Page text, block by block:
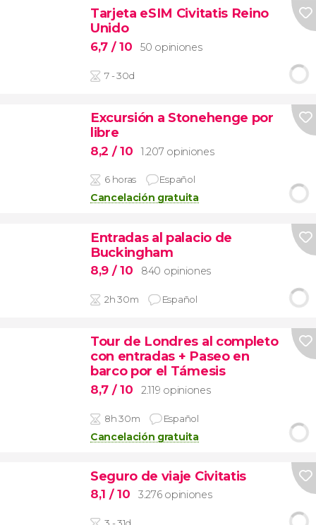
Tarjeta eSIM Civitatis Reino
Unido
6,7 / 10 50 opiniones
7 - 30d
Excursión a Stonehenge por
libre
8,2 / 10 1.207 opiniones
6 horas Español
Cancelación gratuita
Entradas al palacio de
Buckingham
8,9 / 10 840 opiniones
2h 30m Español
Tour de Londres al completo
con entradas + Paseo en
barco por el Támesis
8,7 / 10 2.119 opiniones
8h 30m Español
Cancelación gratuita
Seguro de viaje Civitatis
8,1 / 10 3.276 opiniones